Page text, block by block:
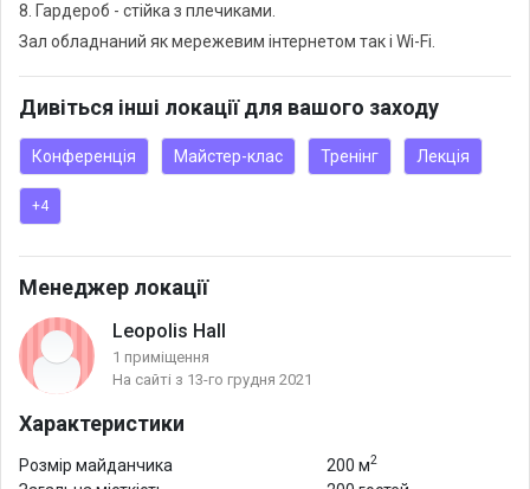
8. Гардероб - стійка з плечиками.
Зал обладнаний як мережевим інтернетом так і Wi-Fi.
Дивіться інші локації для вашого заходу
Конференція Майстер-клас Тренінг Лекція
+4
Менеджер локації
Leopolis Hall
1 приміщення
На сайті з 13-го грудня 2021
Характеристики
Розмір майданчика 200 м2